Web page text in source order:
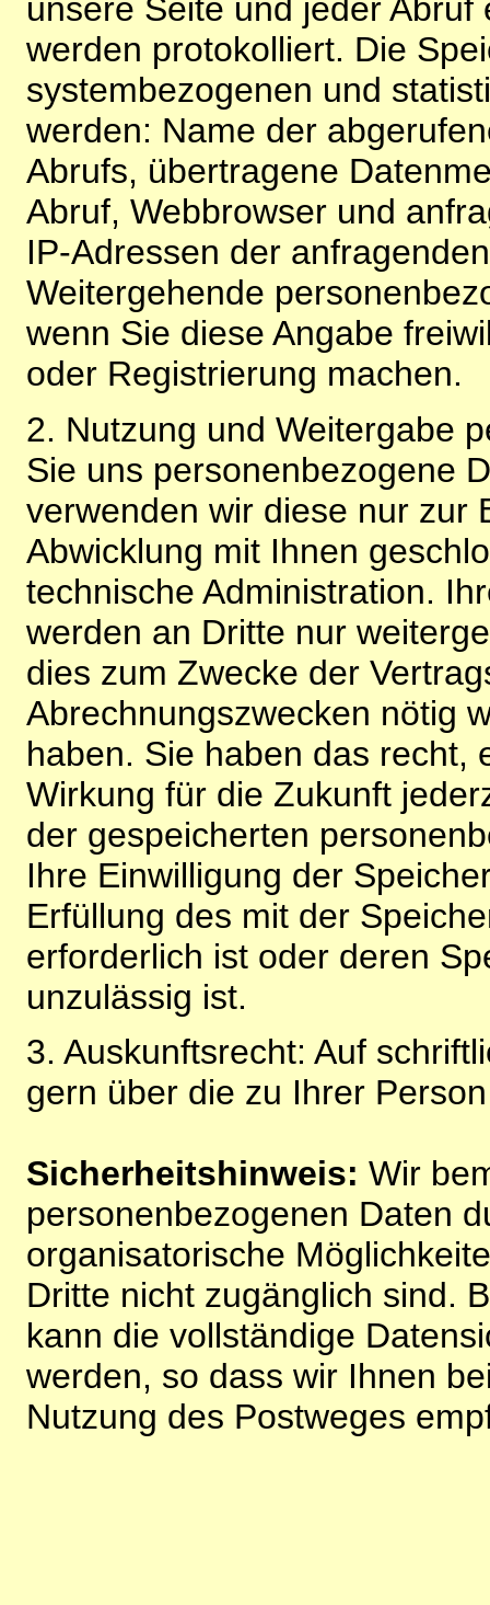
unsere Seite und jeder
werden protokolliert. Die
systembezogenen und
werden: Name der
Abrufs, übertragene
Abruf, Webbrowser und
IP-Adressen der
Weitergehende
wenn Sie diese Angabe
oder Registrierung machen.
2. Nutzung und Weitergabe
Sie uns personenbezogene
verwenden wir diese nur zur
Abwicklung mit Ihnen
technische Administration.
werden an Dritte nur
dies zum Zwecke der
Abrechnungszwecken nötig
haben. Sie haben das recht,
Wirkung für die Zukunft
der gespeicherten
Ihre Einwilligung der
Erfüllung des mit der
erforderlich ist oder deren
unzulässig ist.
3. Auskunftsrecht: Auf
gern über die zu Ihrer
Sicherheitshinweis: Wir
personenbezogenen Daten
organisatorische
Dritte nicht zugänglich sind.
kann die vollständige
werden, so dass wir Ihnen
Nutzung des Postweges